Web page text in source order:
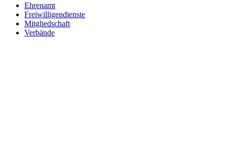
Ehrenamt
Freiwilligendienste
Mitgliedschaft
Verbände